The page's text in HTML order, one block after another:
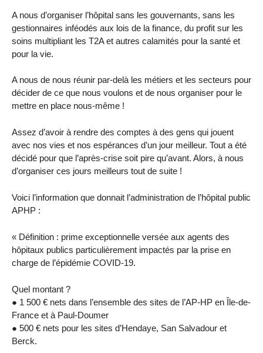
A nous d’organiser l’hôpital sans les gouvernants, sans les
gestionnaires inféodés aux lois de la finance, du profit sur les
soins multipliant les T2A et autres calamités pour la santé et
pour la vie.
A nous de nous réunir par-delà les métiers et les secteurs pour
décider de ce que nous voulons et de nous organiser pour le
mettre en place nous-même !
Assez d’avoir à rendre des comptes à des gens qui jouent
avec nos vies et nos espérances d’un jour meilleur. Tout a été
décidé pour que l’après-crise soit pire qu’avant. Alors, à nous
d’organiser ces jours meilleurs tout de suite !
Voici l’information que donnait l’administration de l’hôpital public
APHP :
« Définition : prime exceptionnelle versée aux agents des
hôpitaux publics particulièrement impactés par la prise en
charge de l’épidémie COVID-19.
Quel montant ?
● 1 500 € nets dans l’ensemble des sites de l’AP-HP en Île-de-
France et à Paul-Doumer
● 500 € nets pour les sites d’Hendaye, San Salvadour et
Berck.